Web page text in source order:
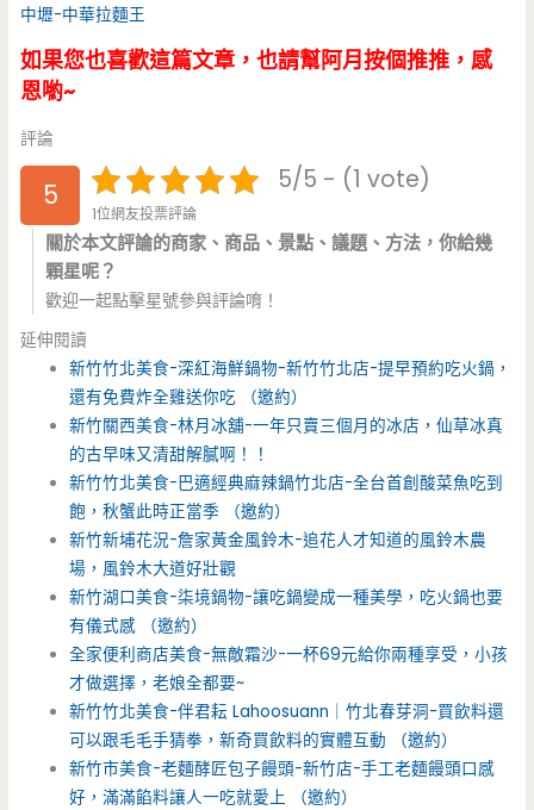
中壢-中華拉麵王
如果您也喜歡這篇文章，也請幫阿月按個推推，感
恩喲~
評論
5 5/5 - (1 vote)
1位網友投票評論
關於本文評論的商家、商品、景點、議題、方法，你給幾
顆星呢？
歡迎一起點擊星號參與評論唷！
延伸閱讀
新竹竹北美食-深紅海鮮鍋物-新竹竹北店-提早預約吃火鍋，
還有免費炸全雞送你吃 （邀約）
新竹關西美食-林月冰舖-一年只賣三個月的冰店，仙草冰真
的古早味又清甜解膩啊！！
新竹竹北美食-巴適經典麻辣鍋竹北店-全台首創酸菜魚吃到
飽，秋蟹此時正當季 （邀約）
新竹新埔花況-詹家黃金風鈴木-追花人才知道的風鈴木農
場，風鈴木大道好壯觀
新竹湖口美食-柒境鍋物-讓吃鍋變成一種美學，吃火鍋也要
有儀式感 （邀約）
全家便利商店美食-無敵霜沙-一杯69元給你兩種享受，小孩
才做選擇，老娘全都要~
新竹竹北美食-伴君耘 Lahoosuann｜竹北春芽洞-買飲料還
可以跟毛毛手猜拳，新奇買飲料的實體互動 （邀約）
新竹市美食-老麵酵匠包子饅頭-新竹店-手工老麵饅頭口感
好，滿滿餡料讓人一吃就愛上 （邀約）